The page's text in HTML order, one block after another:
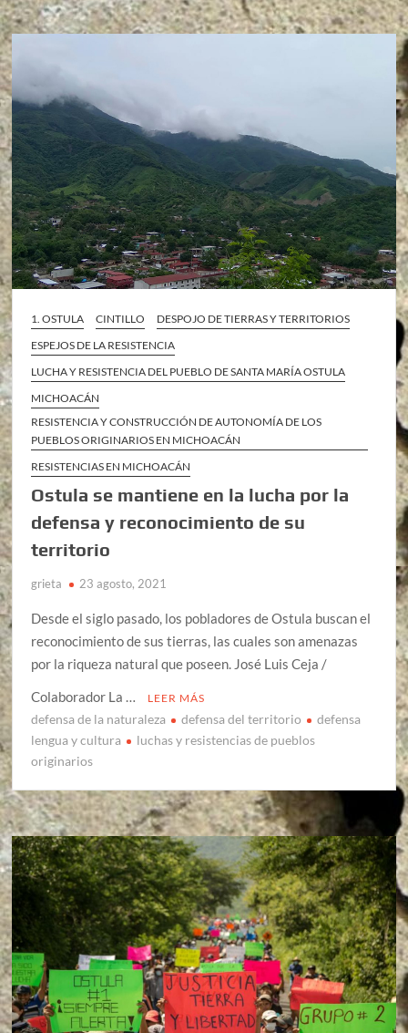
1. OSTULA CINTILLO
DESPOJO DE TIERRAS Y TERRITORIOS
ESPEJOS DE LA RESISTENCIA
LUCHA Y RESISTENCIA DEL PUEBLO DE SANTA MARÍA OSTULA
MICHOACÁN
RESISTENCIA Y CONSTRUCCIÓN DE AUTONOMÍA DE LOS
PUEBLOS ORIGINARIOS EN MICHOACÁN
RESISTENCIAS EN MICHOACÁN
Ostula se mantiene en la lucha por la
defensa y reconocimiento de su
territorio
grieta 23 agosto, 2021
Desde el siglo pasado, los pobladores de Ostula buscan el
reconocimiento de sus tierras, las cuales son amenazas
por la riqueza natural que poseen. José Luis Ceja /
Colaborador La …
LEER MÁS
defensa de la naturaleza defensa del territorio
defensa
lengua y cultura
luchas y resistencias de pueblos
originarios